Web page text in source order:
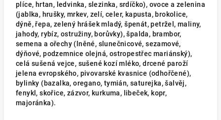
plíce, hrtan, ledvinka, slezinka, srdíčko), ovoce a zelenina
(jablka, hrušky, mrkev, zelí, celer, kapusta, brokolice,
dýně, řepa, zelený hrášek mladý, špenát, petržel, maliny,
jahody, rybíz, ostružiny, borůvky), špalda, brambor,
semena a ořechy (lněné, slunečnicové, sezamové,
dýňové, podzemnice olejná, ostropestřec mariánský),
celá sušená vejce, sušené kozí mléko, drcené paroží
jelena evropského, pivovarské kvasnice (odhořčené),
bylinky (bazalka, oregano, tymián, saturejka, šalvěj,
fenykl, skořice, zázvor, kurkuma, libeček, kopr,
majoránka).